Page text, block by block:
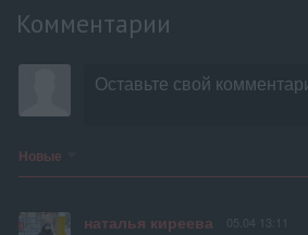
Комментарии
Новые
наталья киреева 05.04 13:11